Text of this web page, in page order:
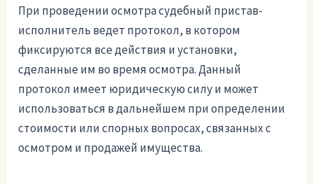
При проведении осмотра судебный пристав-
исполнитель ведет протокол, в котором
фиксируются все действия и установки,
сделанные им во время осмотра. Данный
протокол имеет юридическую силу и может
использоваться в дальнейшем при определении
стоимости или спорных вопросах, связанных с
осмотром и продажей имущества.